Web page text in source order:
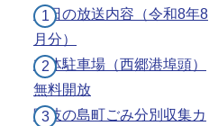
今日の放送内容（令和8年8
月分）
立体駐車場（西郷港埠頭）
無料開放
隠岐の島町ごみ分別収集カ